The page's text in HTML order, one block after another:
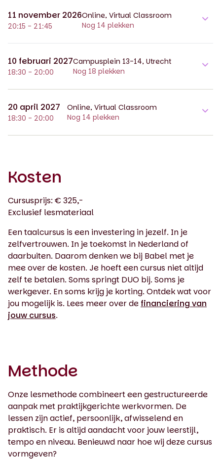
11 november 2026
20:15 - 21:45
Online, Virtual Classroom
Nog 14 plekken
10 februari 2027
18:30 - 20:00
Campusplein 13-14, Utrecht
Nog 18 plekken
20 april 2027
18:30 - 20:00
Online, Virtual Classroom
Nog 14 plekken
Kosten
Cursusprijs: € 325,-
Exclusief lesmateriaal
Een taalcursus is een investering in jezelf. In je
zelfvertrouwen. In je toekomst in Nederland of
daarbuiten. Daarom denken we bij Babel met je
mee over de kosten. Je hoeft een cursus niet altijd
zelf te betalen. Soms springt DUO bij. Soms je
werkgever. En soms krijg je korting. Ontdek wat voor
jou mogelijk is. Lees meer over de financiering van
jouw cursus.
Methode
Onze lesmethode combineert een gestructureerde
aanpak met praktijkgerichte werkvormen. De
lessen zijn actief, persoonlijk, afwisselend en
praktisch. Er is altijd aandacht voor jouw leerstijl,
tempo en niveau. Benieuwd naar hoe wij deze cursus
vormgeven?